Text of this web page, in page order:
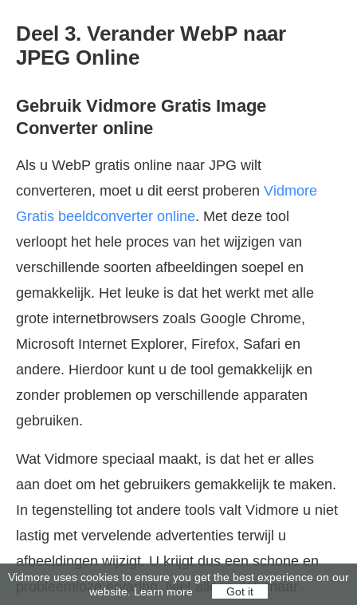
Deel 3. Verander WebP naar
JPEG Online
Gebruik Vidmore Gratis Image
Converter online
Als u WebP gratis online naar JPG wilt
converteren, moet u dit eerst proberen Vidmore
Gratis beeldconverter online. Met deze tool
verloopt het hele proces van het wijzigen van
verschillende soorten afbeeldingen soepel en
gemakkelijk. Het leuke is dat het werkt met alle
grote internetbrowsers zoals Google Chrome,
Microsoft Internet Explorer, Firefox, Safari en
andere. Hierdoor kunt u de tool gemakkelijk en
zonder problemen op verschillende apparaten
gebruiken.
Wat Vidmore speciaal maakt, is dat het er alles
aan doet om het gebruikers gemakkelijk te maken.
In tegenstelling tot andere tools valt Vidmore u niet
lastig met vervelende advertenties terwijl u
afbeeldingen wijzigt. U krijgt dus een schone en
probleemloze ervaring. Niet alleen dat, maar
Vidmore uses cookies to ensure you get the best experience on our
website. Learn more Got it